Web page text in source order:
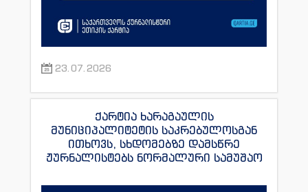
23.07.2026
ქარტია ხარაგაულის
მუნიციპალიტეტის საკრებულოსგან
ითხოვს, სხდომებზე დამსწრე
ჟურნალისტებს ნორმალური სამუშაო